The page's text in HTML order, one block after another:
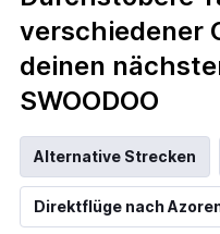
verschiedener
deinen
SWOODOO
Alternative Strecken
Direktflüge nach